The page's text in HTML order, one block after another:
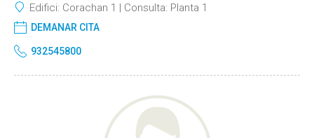
Edifici: Corachan 1 Consulta: Planta 1
DEMANAR CITA
932545800